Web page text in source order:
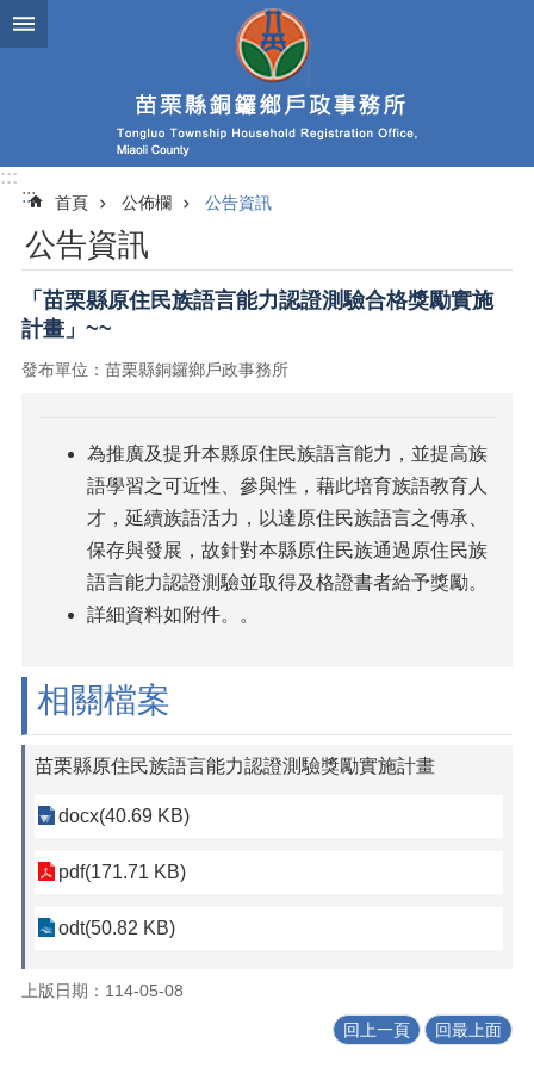
跳到主要內容區塊
:::
:::
首頁 公佈欄 公告資訊
公告資訊
「苗栗縣原住民族語言能力認證測驗合格獎勵實施
計畫」~~
發布單位：苗栗縣銅鑼鄉戶政事務所
為推廣及提升本縣原住民族語言能力，並提高族
語學習之可近性、參與性，藉此培育族語教育人
才，延續族語活力，以達原住民族語言之傳承、
保存與發展，故針對本縣原住民族通過原住民族
語言能力認證測驗並取得及格證書者給予獎勵。
詳細資料如附件。。
相關檔案
苗栗縣原住民族語言能力認證測驗獎勵實施計畫
docx(40.69 KB)
pdf(171.71 KB)
odt(50.82 KB)
上版日期：114-05-08
回上一頁 回最上面